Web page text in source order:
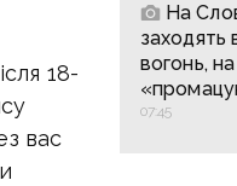
18-
вас
На
заходять
вогонь,
07:45